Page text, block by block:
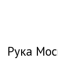
Рука